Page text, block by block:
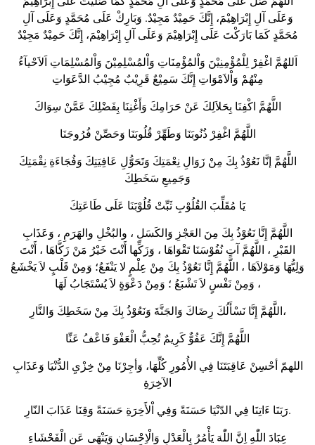
وَعَلَى آلِ إِبْرَاهِيْمَ، إِنَّكَ حَمِيْدٌ مَجِيْدٌ. وَبَارِكْ عَلَى مُحَمَّدٍ وَعَلَى آلِ
مُحَمَّدٍ كَمَا بَارَكْتَ عَلَى إِبْرَاهِيْمَ وَعَلَى آلِ إِبْرَاهِيْمَ، إِنَّكَ حَمِيْدٌ مَجِيْدٌ
اَللهُمَّ اغْفِرْ لِلْمُؤْمِنِيْنَ وَاْلمُؤْمِنَاتِ وَاْلمُسْلِمِيْنَ وَاْلمُسْلِمَاتِ اَلاَحْيآءُ
مِنْهُمْ وَاْلاَمْوَاتِ إِنَّكَ سَمِيْعٌ قَرِيْبٌ مُجِيْبُ الدَّعَوَاتِ
اللَّهُمَّ اكْفِنَا بِحَلاَلِكَ عَنْ حَرَامِكَ وَأَغْنِنَا بِفَضْلِكَ عَمَّنْ سِوَاكَ
اللَّهُمَّ اغْفِرْ ذُنُوبَنَا وَطَهِّرْ قُلُوبَنَا وَحَصِّنْ فُرُوجَنَا
اللَّهُمَّ إنَّا نَعُوْذُ بِكَ مِنْ زَوَالِ نِعْمَتِكَ وَتَحَوُّلِ عَافِيَتِكَ وَفُجَاءَةِ نِقْمَتِكَ
وَجَمِيعِ سَخَطِكَ
يَا مُقَلِّبَ القُلُوْبِ ثَبِّتْ قُلُوْبَنَا عَلَى طَاعَتِكَ
اللَّهُمَّ إِنَّا نَعُوْذُ بِكَ مِنَ العَجْزِ وَالكَسَلِ ، والبُخْلِ والهَرَمِ ، وَعَذَابِ
القَبْرِ ، اللَّهُمَّ آتِ نُفُوْسَنَا تَقْوَاهَا ، وَزَكِّها أَنْتَ خَيْرُ مَنْ زَكَّاهَا ، أَنْتَ
وَلِيُّهَا وَمَوْلاَهَا ، اللَّهُمَّ إِنَّا نَعُوْذُ بِكَ مِنْ عِلْمٍ لا يَنْفَعُ؛ وَمِنْ قَلْبٍ لاَ يَخْشَعُ
، وَمِنْ نَفْسٍ لاَ تَشْبَعُ ؛ وَمِنْ دَعْوَةٍ لاَ يُسْتَجَابُ لَهَا
اللَّهُمَّ إِنَّا نَسْأَلُكَ رِضَاكَ وَالجَنَّةَ وَنَعُوْذُ بِكَ مِنْ سَخَطِكَ وَالنَّارِ،
اللَّهُمَّ إِنَّكَ عَفُوٌّ كَرِيمٌ تُحِبُّ الْعَفْوَ فَاعْفُ عَنِّا
اللهمّ أحْسِنْ عَاقِبَتَنَا فِي الأُمُورِ كُلِّهَا، وَأجِرْنَا مِنْ خِزْيِ الدُّنْيَا وَعَذَابِ
الآخِرَةِ
رَبَنَا ءَاتِنَا فِي الدّنْيَا حَسَنَةً وَفِي اْلأَخِرَةِ حَسَنَةً وَقِنَا عَذَابَ النّارِ.
عِبَادَ اللّٰهِ اِنَّ اللّٰهَ يَأْمُرُ بِالْعَدْلِ وَالْاِحْسَانِ وَيَنْهَى عَنِ الْفَحْشَاءِ